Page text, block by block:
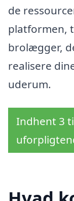
de
platformen,
brolægger,
realisere
uderum.
Indhent 3